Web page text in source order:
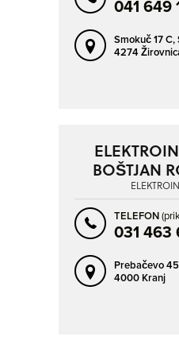
041 649
Smokuč 17 C,
4274
BOŠTJAN
TELEFON
031 463
Prebačevo
4000 Kranj